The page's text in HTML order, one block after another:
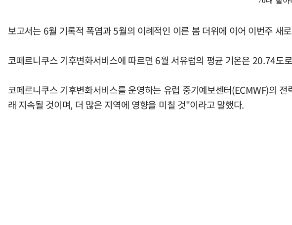
보고서는 6월 기록적 폭염과 5월의 이례적인 이른 봄 더위에 이어 이번주 새
코페르니쿠스 기후변화서비스에 따르면 6월 서유럽의 평균 기온은 20.74
코페르니쿠스 기후변화서비스를 운영하는 유럽 중기예보센터(ECMWF)의
래 지속될 것이며, 더 많은 지역에 영향을 미칠 것"이라고 말했다.